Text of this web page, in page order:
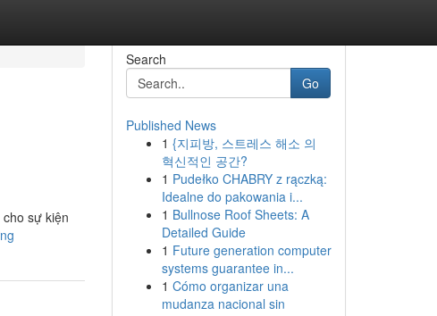
sự kiện
Search
Go
Published News
1 {지피방, 스트레스 해소 의
혁신적인 공간?
1 Pudełko CHABRY z rączką:
Idealne do pakowania i...
1 Bullnose Roof Sheets: A
Detailed Guide
1 Future generation computer
systems guarantee in...
1 Cómo organizar una
mudanza nacional sin